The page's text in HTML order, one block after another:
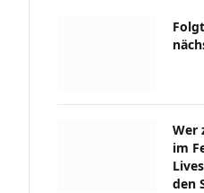
Wer
im
den